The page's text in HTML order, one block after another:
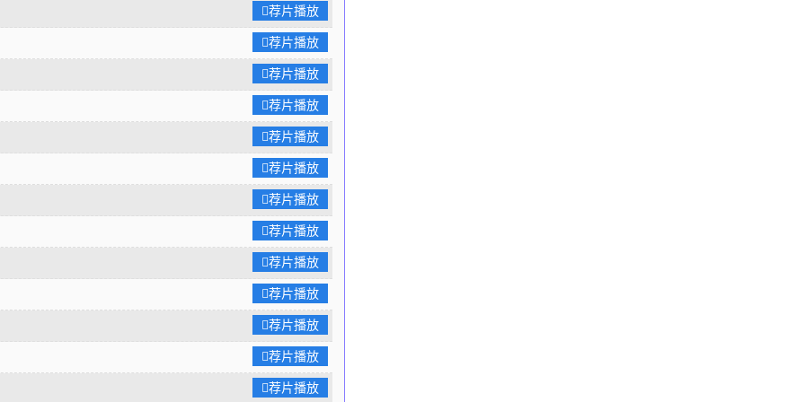
荐片播放
荐片播放
荐片播放
荐片播放
荐片播放
荐片播放
荐片播放
荐片播放
荐片播放
荐片播放
荐片播放
荐片播放
荐片播放